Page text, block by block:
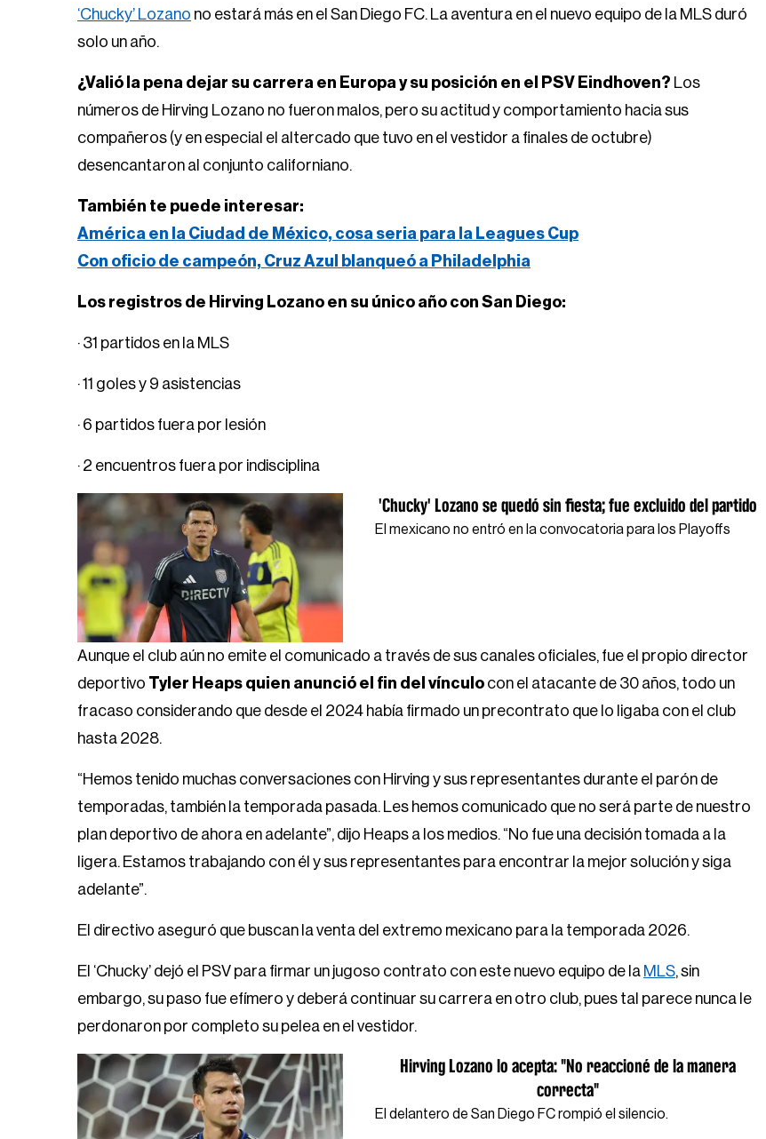
‘Chucky’ Lozano no estará más en el San Diego FC. La aventura en el nuevo equipo de la MLS duró
solo un año.
¿Valió la pena dejar su carrera en Europa y su posición en el PSV Eindhoven? Los
números de Hirving Lozano no fueron malos, pero su actitud y comportamiento hacia sus
compañeros (y en especial el altercado que tuvo en el vestidor a finales de octubre)
desencantaron al conjunto californiano.
También te puede interesar:
América en la Ciudad de México, cosa seria para la Leagues Cup
Con oficio de campeón, Cruz Azul blanqueó a Philadelphia
Los registros de Hirving Lozano en su único año con San Diego:
· 31 partidos en la MLS
· 11 goles y 9 asistencias
· 6 partidos fuera por lesión
· 2 encuentros fuera por indisciplina
'Chucky' Lozano se quedó sin fiesta; fue excluido del partido
El mexicano no entró en la convocatoria para los Playoffs
Aunque el club aún no emite el comunicado a través de sus canales oficiales, fue el propio director
deportivo Tyler Heaps quien anunció el fin del vínculo con el atacante de 30 años, todo un
fracaso considerando que desde el 2024 había firmado un precontrato que lo ligaba con el club
hasta 2028.
“Hemos tenido muchas conversaciones con Hirving y sus representantes durante el parón de
temporadas, también la temporada pasada. Les hemos comunicado que no será parte de nuestro
plan deportivo de ahora en adelante”, dijo Heaps a los medios. “No fue una decisión tomada a la
ligera. Estamos trabajando con él y sus representantes para encontrar la mejor solución y siga
adelante”.
El directivo aseguró que buscan la venta del extremo mexicano para la temporada 2026.
El ‘Chucky’ dejó el PSV para firmar un jugoso contrato con este nuevo equipo de la MLS, sin
embargo, su paso fue efímero y deberá continuar su carrera en otro club, pues tal parece nunca le
perdonaron por completo su pelea en el vestidor.
Hirving Lozano lo acepta: "No reaccioné de la manera
correcta"
El delantero de San Diego FC rompió el silencio.